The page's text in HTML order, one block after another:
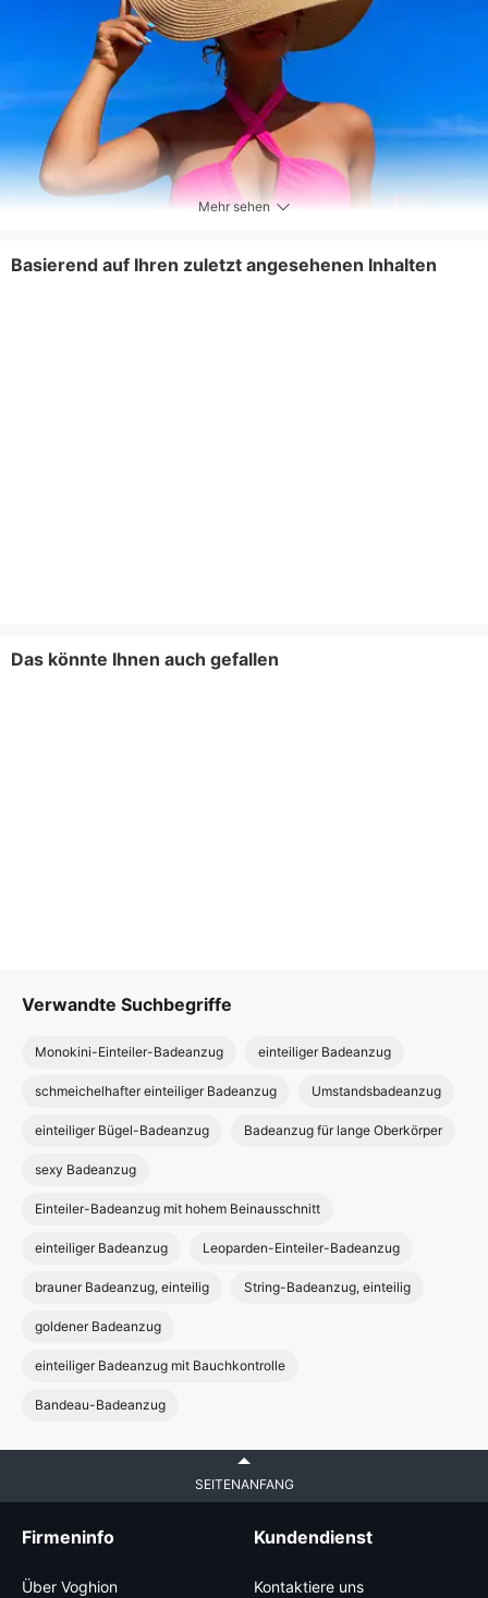
Mehr sehen
Basierend auf Ihren zuletzt angesehenen Inhalten
Das könnte Ihnen auch gefallen
Verwandte Suchbegriffe
Monokini-Einteiler-Badeanzug einteiliger Badeanzug
schmeichelhafter einteiliger Badeanzug Umstandsbadeanzug
einteiliger Bügel-Badeanzug Badeanzug für lange Oberkörper
sexy Badeanzug
Einteiler-Badeanzug mit hohem Beinausschnitt
einteiliger Badeanzug Leoparden-Einteiler-Badeanzug
brauner Badeanzug, einteilig String-Badeanzug, einteilig
goldener Badeanzug
einteiliger Badeanzug mit Bauchkontrolle
Bandeau-Badeanzug
SEITENANFANG
Firmeninfo
Über Voghion
Kundendienst
Kontaktiere uns